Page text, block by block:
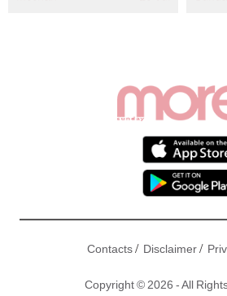
Contacts/ Disclaimer/
Copyright © 2026 - All